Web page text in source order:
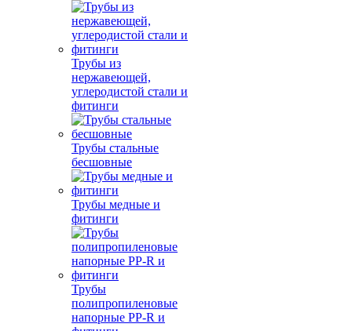
Трубы из
нержавеющей,
углеродистой стали и
фитинги
Трубы стальные
бесшовные
Трубы медные и
фитинги
Трубы
полипропиленовые
напорные PP-R и